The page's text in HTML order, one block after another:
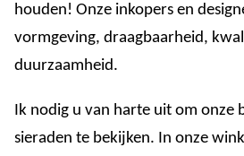
houden! Onze inkopers en
vormgeving, draagbaarheid,
duurzaamheid.
Ik nodig u van harte uit om onze
sieraden te bekijken. In onze